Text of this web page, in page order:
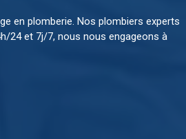
en plomberie. Nos plombiers experts
24 et 7j/7, nous nous engageons à